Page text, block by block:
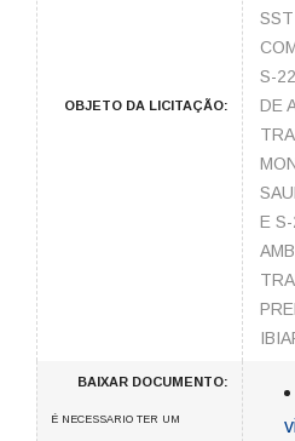
OBJETO DA LICITAÇÃO:
S-
DE
E
BAIXAR DOCUMENTO:
É NECESSARIO TER UM